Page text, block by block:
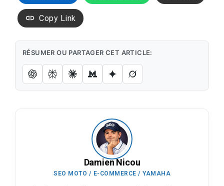
Copy Link
RÉSUMER OU PARTAGER CET ARTICLE:
Damien Nicou
SEO MOTO / E-COMMERCE / YAMAHA